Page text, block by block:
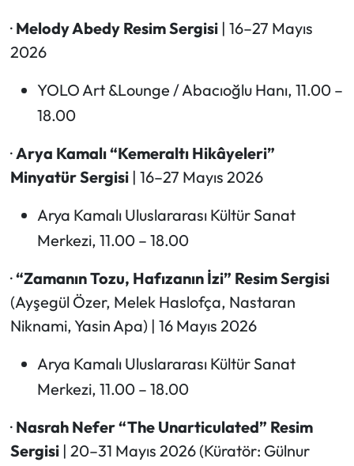
· Melody Abedy Resim Sergisi| 16–27 Mayıs
2026
YOLO Art &Lounge / Abacıoğlu Hanı, 11.00 –
18.00
·Arya Kamalı “Kemeraltı Hikâyeleri”
Minyatür Sergisi| 16–27 Mayıs 2026
Arya Kamalı Uluslararası Kültür Sanat
Merkezi, 11.00 – 18.00
·“Zamanın Tozu, Hafızanın İzi” Resim Sergisi
(Ayşegül Özer, Melek Haslofça, Nastaran
Niknami, Yasin Apa) | 16 Mayıs 2026
Arya Kamalı Uluslararası Kültür Sanat
Merkezi, 11.00 – 18.00
· Nasrah Nefer “The Unarticulated” Resim
Sergisi| 20–31 Mayıs 2026 (Küratör: Gülnur